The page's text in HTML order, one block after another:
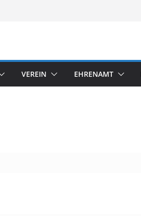
VEREIN EHRENAMT